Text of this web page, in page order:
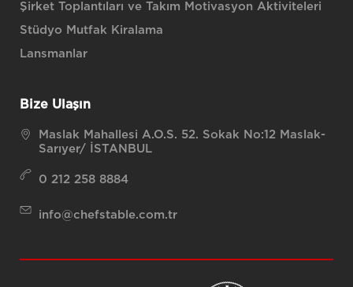
Şirket Toplantıları ve Takım Motivasyon Aktiviteleri
Stüdyo Mutfak Kiralama
Lansmanlar
Bize Ulaşın
Maslak Mahallesi A.O.S. 52. Sokak No:12 Maslak-
Sarıyer/ İSTANBUL
0 212 258 8884
info@chefstable.com.tr